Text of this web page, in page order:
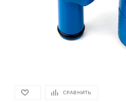
СРАВНИТЬ